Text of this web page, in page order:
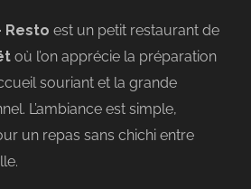
Resto est un petit restaurant de
où l’on apprécie la préparation
souriant et la grande
L’ambiance est simple,
un repas sans chichi entre